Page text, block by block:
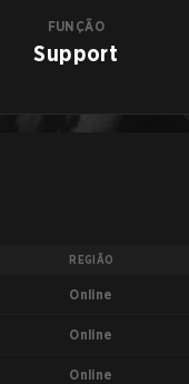
FUNÇÃO
Support
REGIÃO
Online
Online
Online